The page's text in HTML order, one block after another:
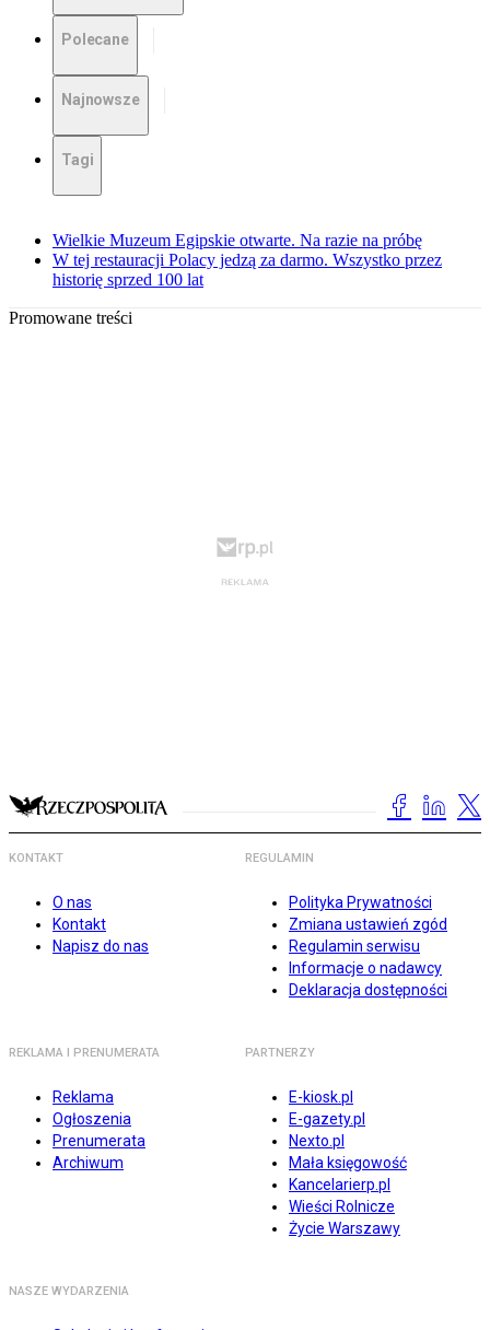
Polecane
Najnowsze
Tagi
Wielkie Muzeum Egipskie otwarte. Na razie na próbę
W tej restauracji Polacy jedzą za darmo. Wszystko przez
historię sprzed 100 lat
Promowane treści
KONTAKT
O nas
Kontakt
Napisz do nas
REGULAMIN
Polityka Prywatności
Zmiana ustawień zgód
Regulamin serwisu
Informacje o nadawcy
Deklaracja dostępności
REKLAMA I PRENUMERATA
Reklama
Ogłoszenia
Prenumerata
Archiwum
PARTNERZY
E-kiosk.pl
E-gazety.pl
Nexto.pl
Mała księgowość
Kancelarierp.pl
Wieści Rolnicze
Życie Warszawy
NASZE WYDARZENIA